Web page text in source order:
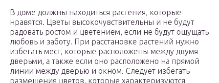
В доме должны находиться растения, которые
нравятся. Цветы высокочувствительны и не будут
радовать ростом и цветением, если не будут ощущать
любовь и заботу. При расстановке растений нужно
избегать мест, которые расположены между двумя
дверьми, а также если оно расположено на прямой
линии между дверью и окном. Следует избегать
размещения цветов, которые характеризуются